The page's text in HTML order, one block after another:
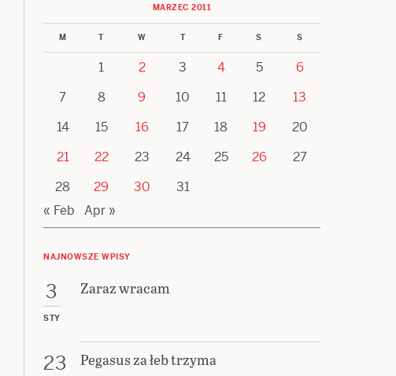
MARZEC 2011
M T W T F S S
1 2 3 4 5
6
7
8 9 10 11 12
13
14
15 16 17 18 19
20
21
22 23 24 25 26
27
28
29 30
31
« Feb
Apr »
NAJNOWSZE WPISY
3
STY
Zaraz wracam
23 Pegasus za łeb trzyma